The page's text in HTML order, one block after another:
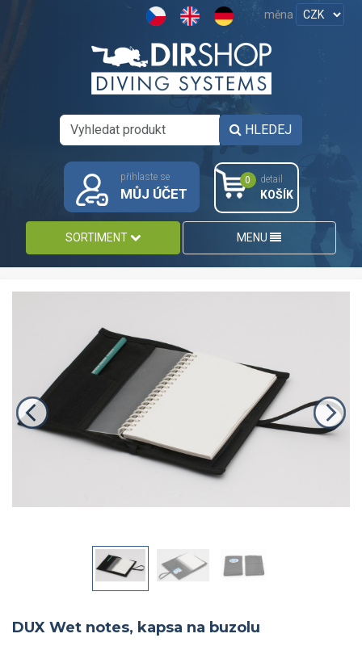
měna
HLEDEJ
přihlaste se
MŮJ ÚČET
0 detail
KOŠÍK
SORTIMENT MENU
DUX Wet notes, kapsa na buzolu